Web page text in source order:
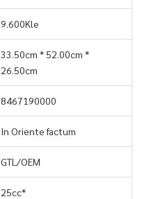
9.600Kle
33.50cm * 52.00cm *
26.50cm
8467190000
In Oriente factum
GTL/OEM
25cc*